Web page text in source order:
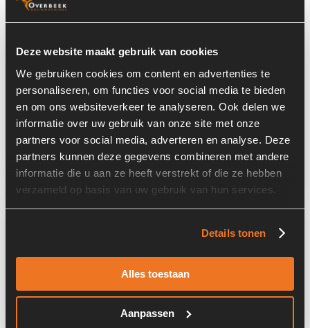
Deze website maakt gebruik van cookies
We gebruiken cookies om content en advertenties te
personaliseren, om functies voor social media te bieden
en om ons websiteverkeer te analyseren. Ook delen we
informatie over uw gebruik van onze site met onze
partners voor social media, adverteren en analyse. Deze
partners kunnen deze gegevens combineren met andere
informatie die u aan ze heeft verstrekt of die ze hebben
verzameld op basis van uw gebruik van hun services.
Details tonen
Alles toestaan
Aanpassen
Informatie
Serienummer:
135648
Past op de volgende machines:
Kaweco
Gewicht:
184.00 kg
Land:
Nederland
Brand: Comer Industries
Type 2: FC 08